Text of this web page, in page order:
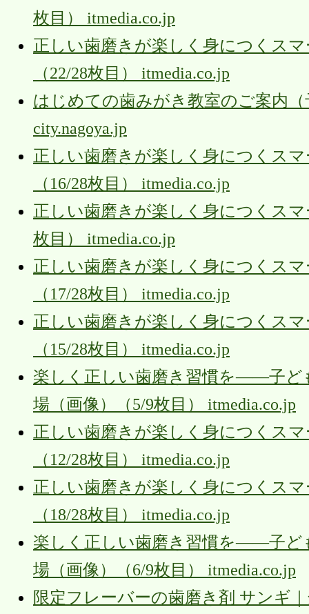
枚目） itmedia.co.jp
正しい歯磨きが楽しく身につくス
（22/28枚目） itmedia.co.jp
はじめての歯みがき教室のご案内
city.nagoya.jp
正しい歯磨きが楽しく身につくス
（16/28枚目） itmedia.co.jp
正しい歯磨きが楽しく身につくス
枚目） itmedia.co.jp
正しい歯磨きが楽しく身につくス
（17/28枚目） itmedia.co.jp
正しい歯磨きが楽しく身につくス
（15/28枚目） itmedia.co.jp
楽しく正しい歯磨き習慣を――子ど
場（画像）（5/9枚目） itmedia.co.jp
正しい歯磨きが楽しく身につくス
（12/28枚目） itmedia.co.jp
正しい歯磨きが楽しく身につくス
（18/28枚目） itmedia.co.jp
楽しく正しい歯磨き習慣を――子ど
場（画像）（6/9枚目） itmedia.co.jp
限定フレーバーの歯磨き剤 サンギ